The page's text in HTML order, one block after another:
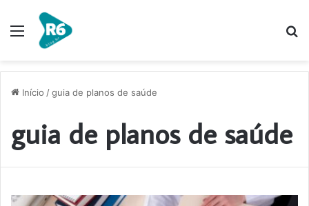
Menu
Início /guia de planos de saúde
guia de planos de saúde